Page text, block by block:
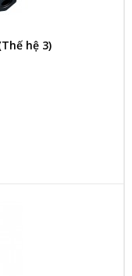
hệ 3)